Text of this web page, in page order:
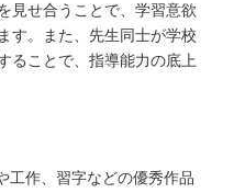
見せ合うことで、学習意欲
す。また、先生同士が学校
ることで、指導能力の底上
工作、習字などの優秀作品